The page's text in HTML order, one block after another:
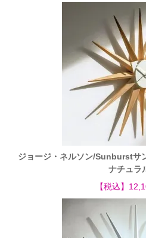
ジョージ・ネルソン/Sunburstサ
ナチュラ
【税込】